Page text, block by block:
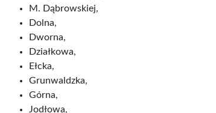
M. Dąbrowskiej,
Dolna,
Dworna,
Działkowa,
Ełcka,
Grunwaldzka,
Górna,
Jodłowa,